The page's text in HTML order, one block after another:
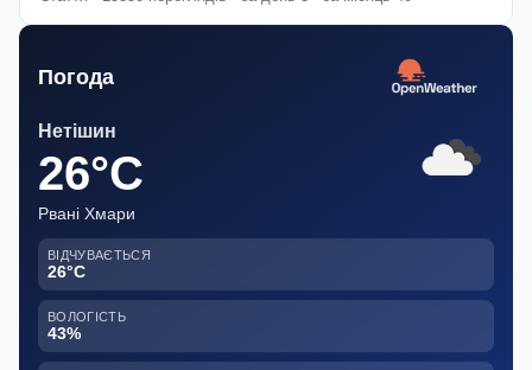
Погода
Нетішин
26°C
Рвані Хмари
ВІДЧУВАЄТЬСЯ
26°C
ВОЛОГІСТЬ
43%